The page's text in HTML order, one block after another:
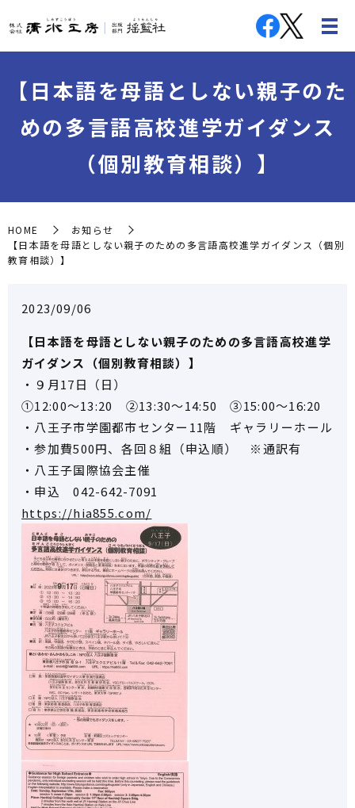
【日本語を母語としない親子のた
めの多言語高校進学ガイダンス
（個別教育相談）】
HOME
お知らせ
【日本語を母語としない親子のための多言語高校進学ガイダンス（個別
教育相談）】
2023/09/06
【日本語を母語としない親子のための多言語高校進学
ガイダンス（個別教育相談）】
・９月17日（日）
①12:00～13:20 ②13:30～14:50 ③15:00～16:20
・八王子市学園都市センター11階 ギャラリーホール
・参加費500円、各回８組（申込順） ※通訳有
・八王子国際協会主催
・申込 042-642-7091
https://hia855.com/